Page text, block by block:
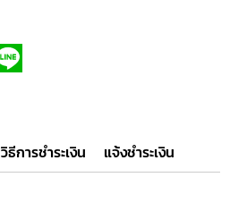
วิธีการชำระเงิน แจ้งชำระเงิน